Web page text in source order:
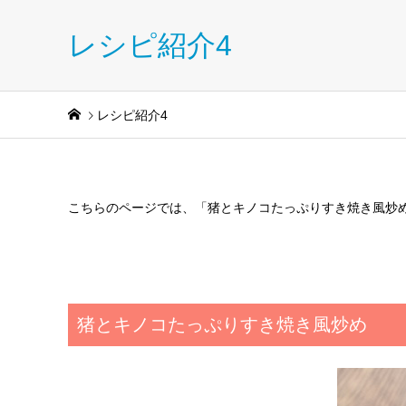
レシピ紹介4
レシピ紹介4
こちらのページでは、「猪とキノコたっぷりすき焼き風炒
猪とキノコたっぷりすき焼き風炒め